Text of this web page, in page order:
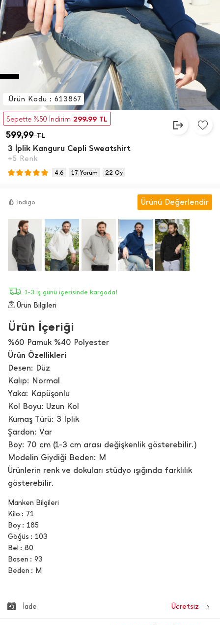
Sepette %50 İndirim 299,99 TL
599,99TL
3 İ̇plik Kanguru Cepli Sweatshirt
+5 Renk
Ürün Kodu : 613867
4.6 17 Yorum 22 Oy
İ̇ndigo Ürünü Değerlendir
1-3 iş günü içerisinde kargoda!
Ürün Bilgileri
Ürün İçeriği
%60 Pamuk %40 Polyester
Ürün Özellikleri
Desen: Düz
Kalıp: Normal
Yaka: Kapüşonlu
Kol Boyu: Uzun Kol
Kumaş Türü: 3 İplik
Şardon: Var
Boy: 70 cm (1-3 cm arası değişkenlik gösterebilir.)
Modelin Giydiği Beden: M
Ürünlerin renk ve dokuları stüdyo ışığında farklılık
gösterebilir.
Manken Bilgileri
Kilo
71
Boy
185
Göğüs
103
Bel
80
Basen
93
Beden
M
İade Ücretsiz